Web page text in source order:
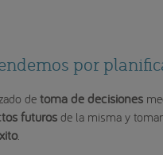
por
detoma de decisiones
futuros de la misma y
.